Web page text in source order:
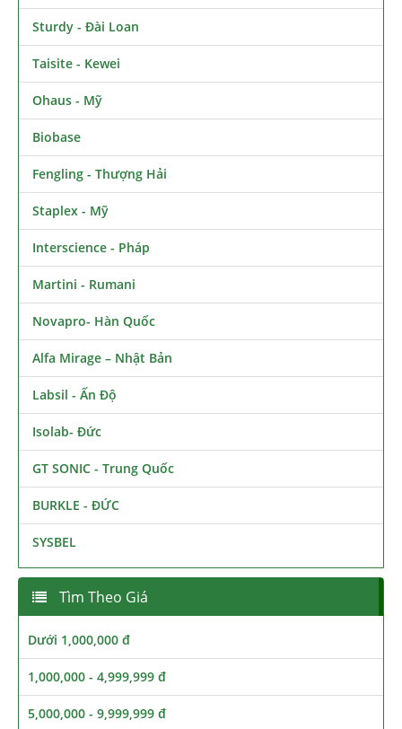
Sturdy - Đài Loan
Taisite - Kewei
Ohaus - Mỹ
Biobase
Fengling - Thượng Hải
Staplex - Mỹ
Interscience - Pháp
Martini - Rumani
Novapro- Hàn Quốc
Alfa Mirage – Nhật Bản
Labsil - Ấn Độ
Isolab- Đức
GT SONIC - Trung Quốc
BURKLE - ĐỨC
SYSBEL
Tìm Theo Giá
Dưới 1,000,000 đ
1,000,000 - 4,999,999 đ
5,000,000 - 9,999,999 đ